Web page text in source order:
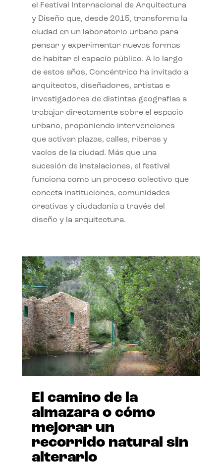
el Festival Internacional de Arquitectura
y Diseño que, desde 2015, transforma la
ciudad en un laboratorio urbano para
pensar y experimentar nuevas formas
de habitar el espacio público. A lo largo
de estos años, Concéntrico ha invitado a
arquitectos, diseñadores, artistas e
investigadores de distintas geografías a
trabajar directamente sobre el espacio
urbano, proponiendo intervenciones
que activan plazas, calles, riberas y
vacíos de la ciudad. Más que una
sucesión de instalaciones, el festival
funciona como un proceso colectivo que
conecta instituciones, comunidades
creativas y ciudadanía a través del
diseño y la arquitectura.
El camino de la
almazara o cómo
mejorar un
recorrido natural sin
alterarlo